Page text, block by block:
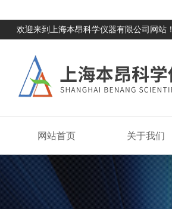
欢迎来到上海本昂科学仪器有限公司网站！
网站首页 关于我们